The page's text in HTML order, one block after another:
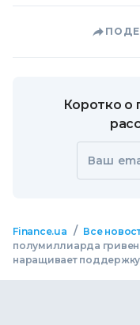
Коротко о
Ваш
Finance.ua / Все
полумиллиарда гривен
наращивает